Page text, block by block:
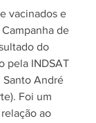
vacinados e
de
do
pela INDSAT
Santo André
Foi um
ao